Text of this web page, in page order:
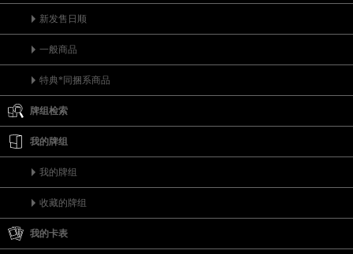
新发售日顺
一般商品
特典*同捆系商品
牌组检索
我的牌组
我的牌组
收藏的牌组
我的卡表